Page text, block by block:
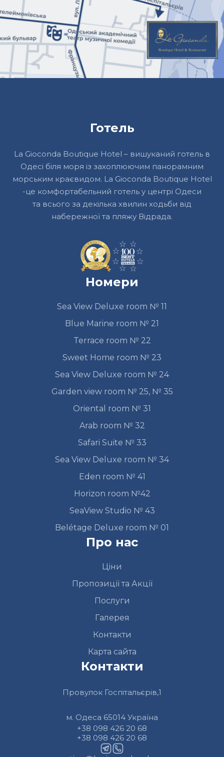
Готель
La Gioconda Boutique Hotel – вишуканий готель в
Одесі біля моря із захоплюючим панорамним
морським краєвидом. La Gioconda Boutique Hotel
-це комфортабельний готель у центрі Одеси
та всього за декілька хвилин ходьби від
набережної та пляжу Відрада.
Номери
Sea View Deluxe room № 11
Blue Marine room № 21
Terrace room № 22
Sweet Home room № 23
Sea View Deluxe room № 24
Garden view room № 25, № 35
Oriental room № 31
Arab room № 32
Safari Suite № 33
Sea View Deluxe room № 34
Eden room № 41
Horizon room №42
SeaView Studio № 43
Belétage Deluxe room № 01
Про нас
Ціни
Пропозиції та Акції
Послуги
Галерея
Контакти
Карта сайта
Контакти
Провулок Госпітальєрів,1
м. Одеса 65014 Україна
+38 098 426 20 68
+38 098 426 20 68